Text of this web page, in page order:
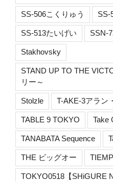
SS-506こくりゅう SS-
SS-513たいげい SSN-
Stakhovsky
STAND UP TO THE
リー～
Stolzle T-AKE-3アラン
TABLE 9 TOKYO Take
TANABATA Sequence
THE ビッグオー
TOKYO0518【SHiGURE